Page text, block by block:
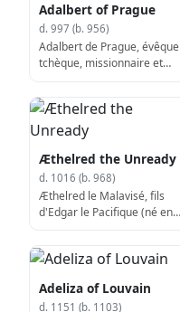
Adalbert of Prague
d. 997 (b. 956)
Adalbert de Prague, évêque
tchèque, missionnaire et
Æthelred the Unready
d. 1016 (b. 968)
Æthelred le Malavisé, fils
d'Edgar le Pacifique (né en
Adeliza of Louvain
d. 1151 (b. 1103)